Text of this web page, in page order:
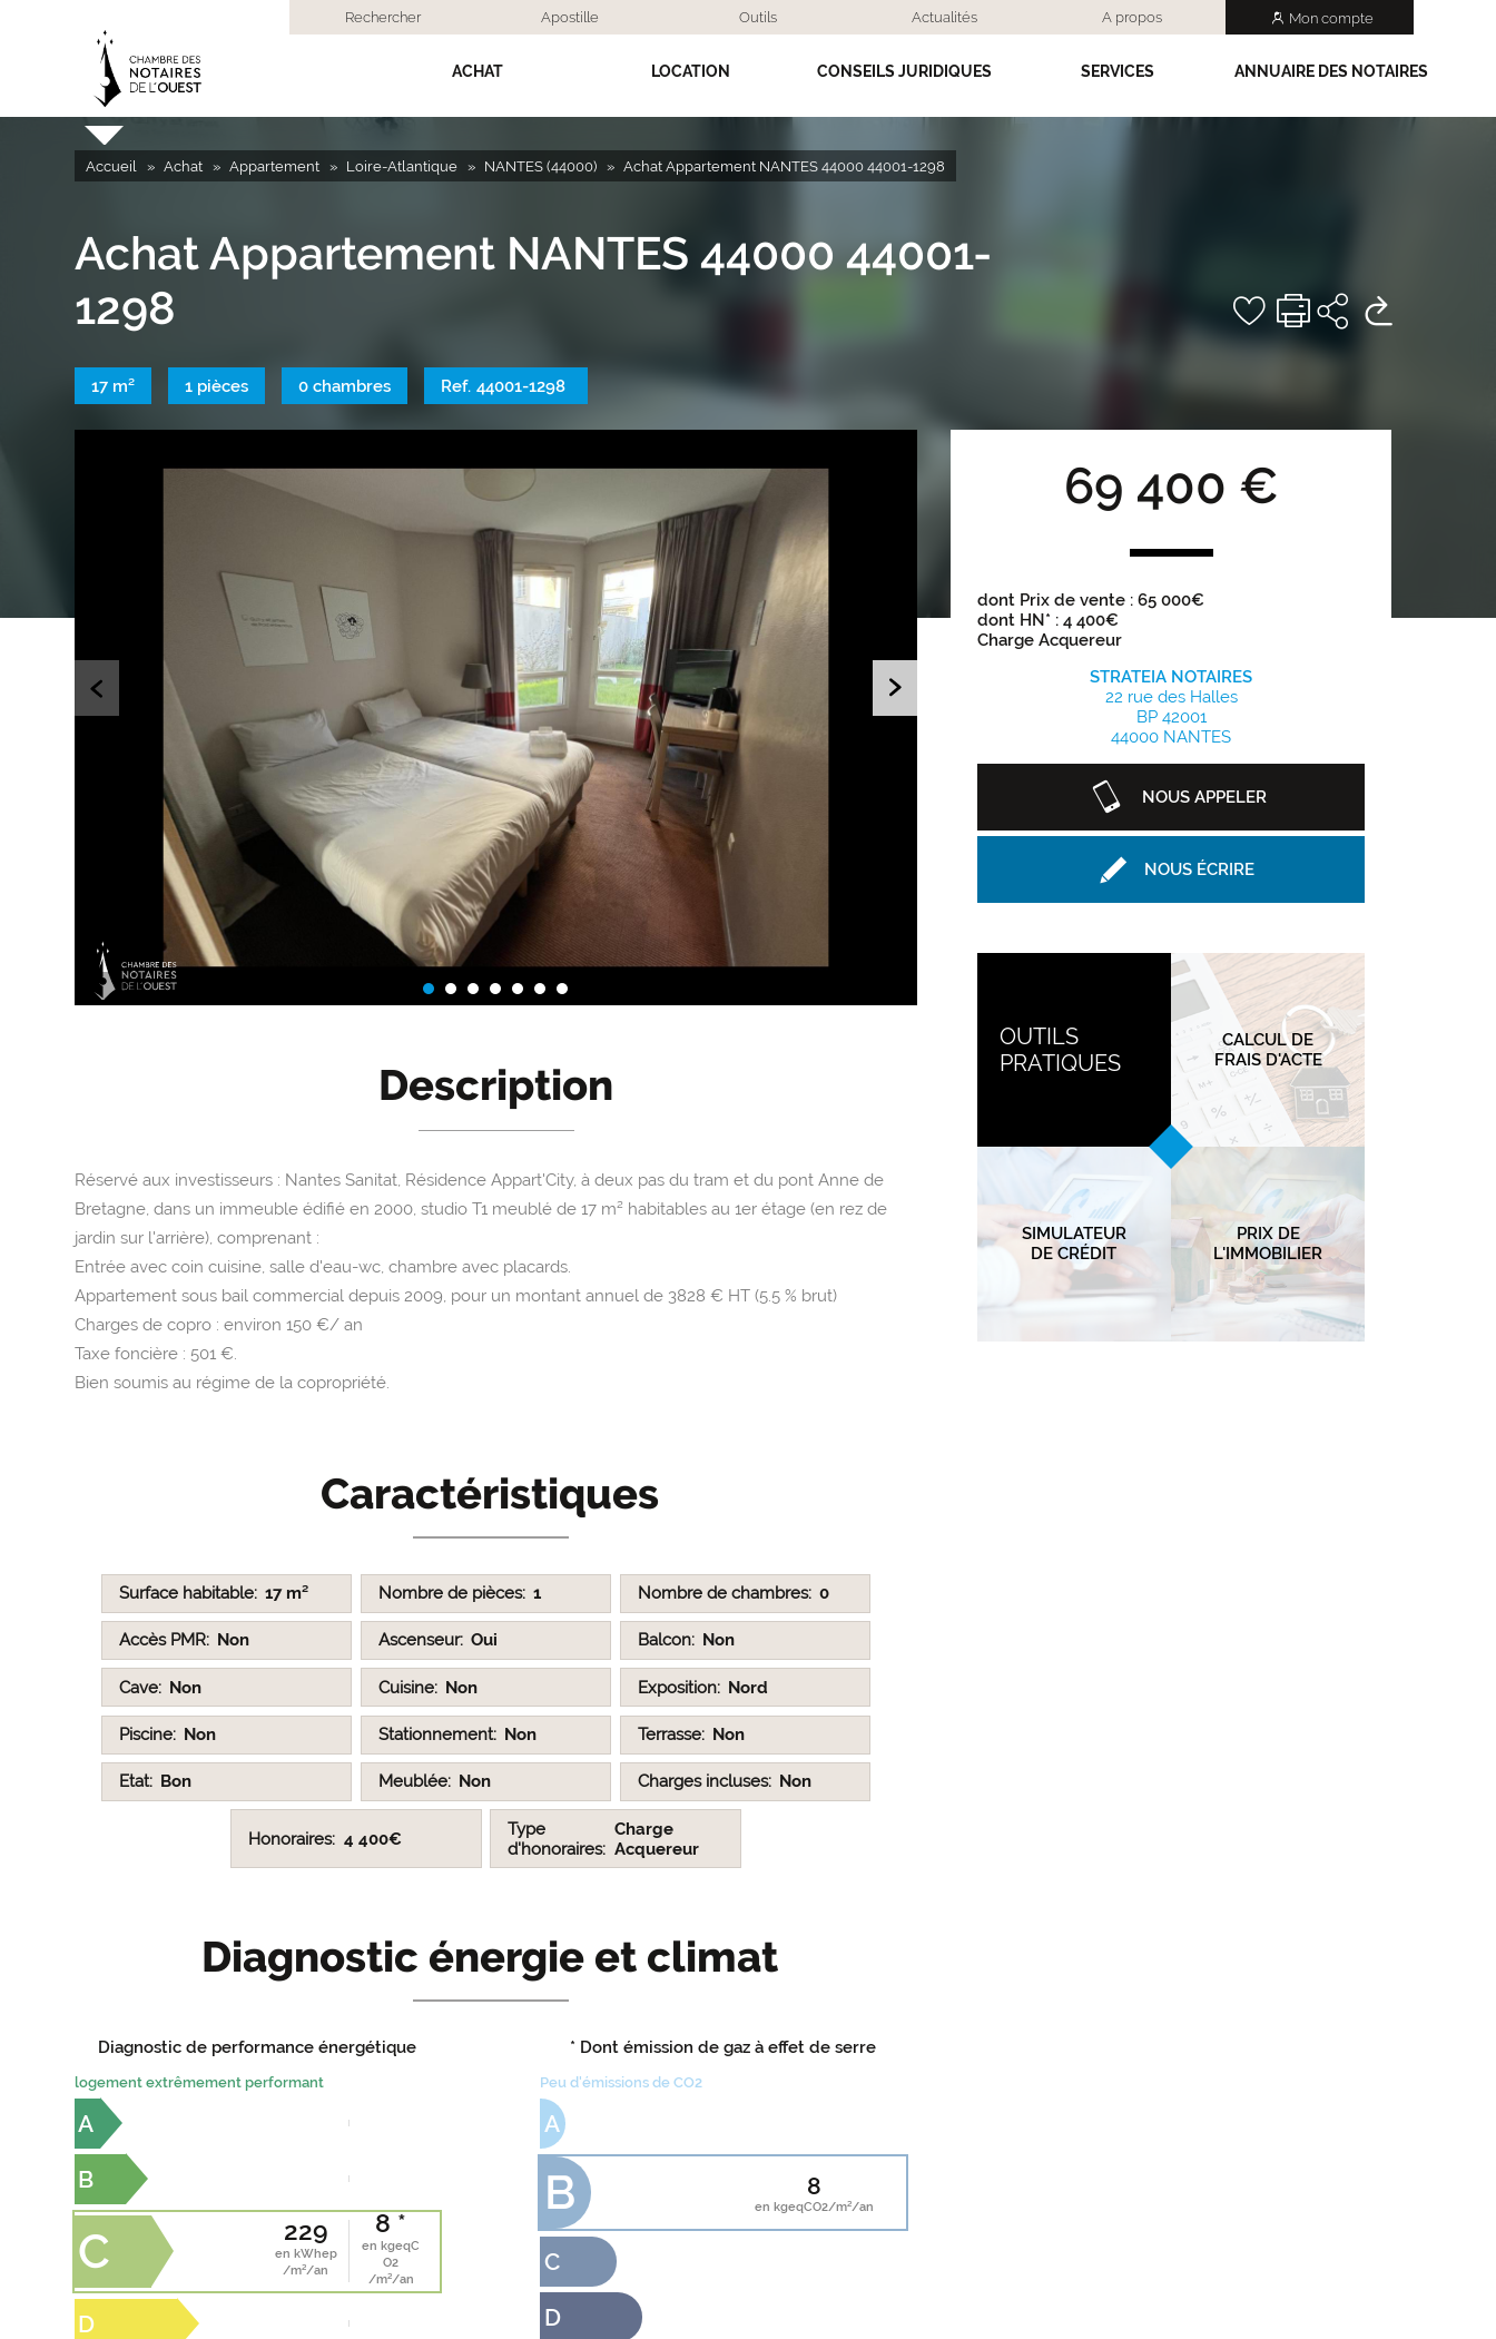
Rechercher Apostille Outils Actualités A propos Mon compte
ACHAT LOCATION CONSEILS JURIDIQUES SERVICES ANNUAIRE DES NOTAIRES
Accueil Achat Appartement Loire-Atlantique NANTES (44000) Achat Appartement NANTES 44000 44001-1298
Achat Appartement NANTES 44000 44001-
1298
17 m² 1 pièces 0 chambres Ref. 44001-1298
Description
Réservé aux investisseurs : Nantes Sanitat, Résidence Appart'City, à deux pas du tram et du pont Anne de
Bretagne, dans un immeuble édifié en 2000, studio T1 meublé de 17 m² habitables au 1er étage (en rez de
jardin sur l'arrière), comprenant :
Entrée avec coin cuisine, salle d'eau-wc, chambre avec placards.
Appartement sous bail commercial depuis 2009, pour un montant annuel de 3828 € HT (5.5 % brut)
Charges de copro : environ 150 €/ an
Taxe foncière : 501 €.
Bien soumis au régime de la copropriété.
Caractéristiques
Surface habitable 17 m² Nombre de pièces 1 Nombre de chambres 0
Accès PMR Non Ascenseur Oui Balcon Non
Cave Non Cuisine Non Exposition Nord
Piscine Non Stationnement Non Terrasse Non
Etat Bon Meublée Non Charges incluses Non
Honoraires 4 400€
Type
d'honoraires
Charge
Acquereur
Diagnostic énergie et climat
Diagnostic de performance énergétique
logement extrêmement performant
A
B
C 229
en kWhep
/m²/an
8 *
en kgeqC
O2
/m²/an
D
* Dont émission de gaz à effet de serre
Peu d'émissions de CO2
A
B 8
en kgeqCO2/m²/an
C
D
69 400 €
dont Prix de vente : 65 000€
dont HN* : 4 400€
Charge Acquereur
STRATEIA NOTAIRES
22 rue des Halles
BP 42001
44000 NANTES
NOUS APPELER
NOUS ÉCRIRE
OUTILS
PRATIQUES
CALCUL DE
FRAIS D'ACTE
SIMULATEUR
DE CRÉDIT
PRIX DE
L'IMMOBILIER